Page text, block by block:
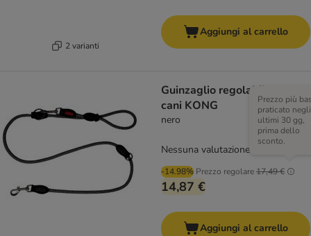
2 varianti
Aggiungi al carrello
Guinzaglio regolabile per
cani KONG
nero
-14.98% Prezzo regolare17,49 €
Prezzo più
praticato negli
ultimi 30 gg,
prima dello
sconto.
14,87 €
Nessuna valutazione
Aggiungi al carrello